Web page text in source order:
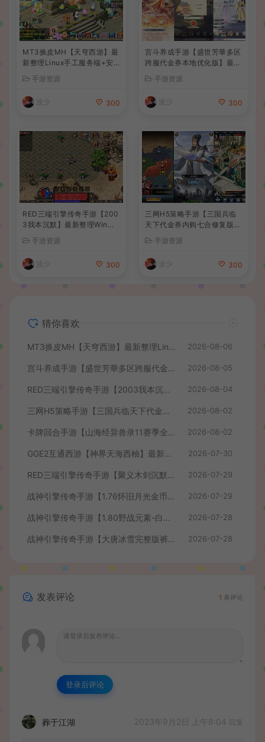
MT3换皮MH【天穹西游】最
新整理Linux手工服务端+安
建教程+全套源码+视频教程
手游资源
波少 300
宫斗养成手游【盛世芳華多区
跨服代金券本地优化版】最新
手工服务端+CDK授权后台
+安卓+详细搭建教程
手游资源
波少 300
RED三端引擎传奇手游【200
3我本沉默】最新整理Win系
细搭建教程
手游资源
波少 300
三网H5策略手游【三国兵临
天下代金券内购七合修复版】
+Linux手工服务端+管理后台
+GM授权后台+简易安卓客户
端+详细搭建教程+视频教程
手游资源
波少 300
猜你喜欢
MT3换皮MH【天穹西游】最新整理Linux手工服务端+安卓苹果双端+GM后台+详细搭建教程+全套源码+视频教程 2026-08-06
宫斗养成手游【盛世芳華多区跨服代金券本地优化版】最新整理单机一键即玩端+Linux手工服务端+CDK授权后台+安卓+详细搭建教程 2026-08-05
RED三端引擎传奇手游【2003我本沉默】最新整理Win系服务端+安卓苹果PC三端+详细搭建教程 2026-08-04
三网H5策略手游【三国兵临天下代金券内购七合修复版】最新整理单机一键即玩镜像端+Linux手工服务端+管理后台+GM授权后台+简易安卓客户端+详细搭建教程+视频教程 2026-08-02
卡牌回合手游【山海经异兽录11赛季全人物代金券内购版】最新整理WIN系服务端+授权GM后台+管理后台+热更修改工具+安卓+详细搭建教程 2026-08-02
GGE2互通西游【神界天海西柚】最新整理Win系服务端+安卓苹果PC三端+内置GM工具+全套源码+详细搭建教程+视频教程 2026-07-30
RED三端引擎传奇手游【聚义木剑沉默高仿嘟嘟沉默】最新整理Win系服务端+安卓苹果PC三端+详细搭建教程 2026-07-29
战神引擎传奇手游【1.76怀旧月光金币版】最新整理Win系复古服务端+安卓苹果双端+GM授权物品后台+详细搭建教程 2026-07-29
战神引擎传奇手游【1.80野战元素-白猪7.2免授权】最新整理Win系特色服务端+安卓+GM授权物品后台+详细搭建教程 2026-07-28
战神引擎传奇手游【大唐冰雪完整版裤衩7.0免授权】最新整理Win系特色服务端+GM授权后台+安卓苹果双端+详细搭建教程 2026-07-28
发表评论 1 条评论
登录后评论
葬于江湖 2023年9月2日 上午8:04 回复